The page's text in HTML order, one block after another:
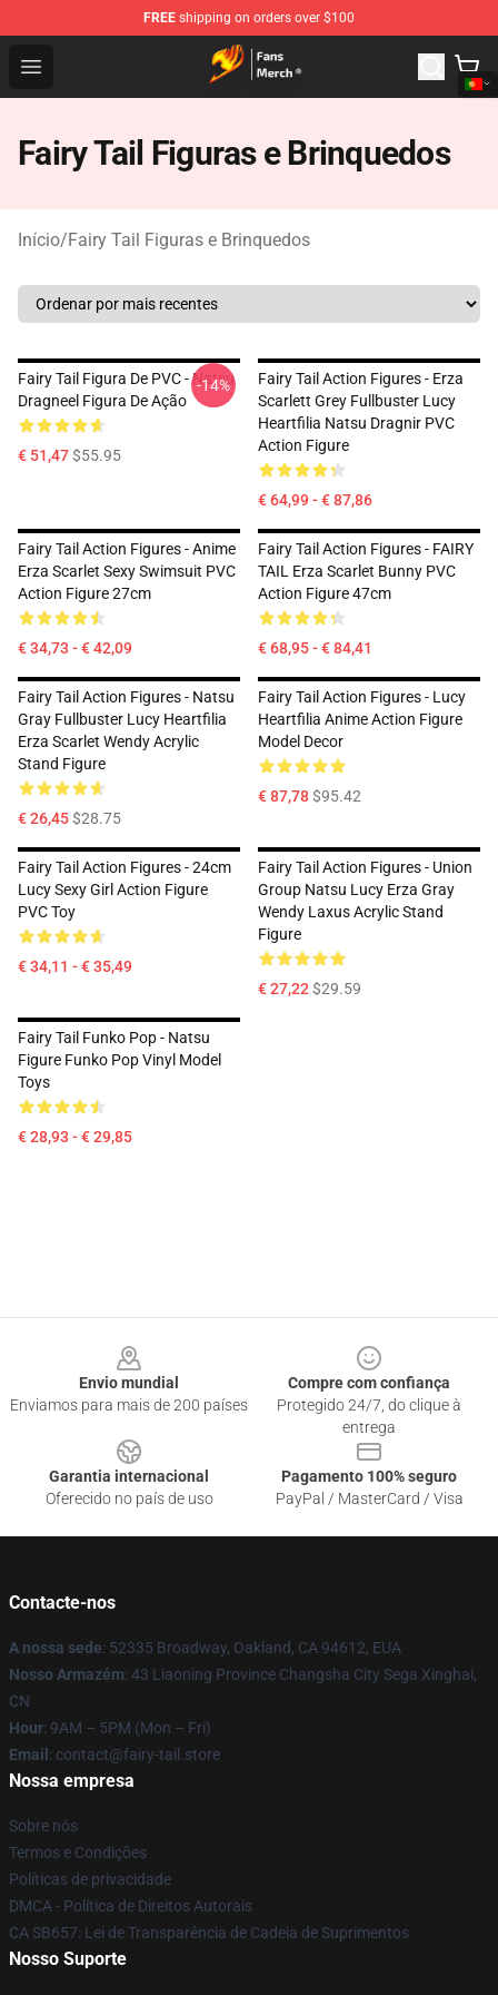
FREE shipping on orders over $100
Open menu
Fairy Tail Store - Official Fairy Tail Merchandise Shop
Fairy Tail Figuras e Brinquedos
Início/Fairy Tail Figuras e Brinquedos
Fairy Tail Figura De PVC - Natsu
Dragneel Figura De Ação
€ 51,47$55.95
-14%
Fairy Tail Action Figures - Erza
Scarlett Grey Fullbuster Lucy
Heartfilia Natsu Dragnir PVC
Action Figure
€ 64,99 - € 87,86
Fairy Tail Action Figures - Anime
Erza Scarlet Sexy Swimsuit PVC
Action Figure 27cm
€ 34,73 - € 42,09
Fairy Tail Action Figures - FAIRY
TAIL Erza Scarlet Bunny PVC
Action Figure 47cm
€ 68,95 - € 84,41
Fairy Tail Action Figures - Natsu
Gray Fullbuster Lucy Heartfilia
Erza Scarlet Wendy Acrylic
Stand Figure
€ 26,45$28.75
Fairy Tail Action Figures - Lucy
Heartfilia Anime Action Figure
Model Decor
€ 87,78$95.42
Fairy Tail Action Figures - 24cm
Lucy Sexy Girl Action Figure
PVC Toy
€ 34,11 - € 35,49
Fairy Tail Action Figures - Union
Group Natsu Lucy Erza Gray
Wendy Laxus Acrylic Stand
Figure
€ 27,22$29.59
Fairy Tail Funko Pop - Natsu
Figure Funko Pop Vinyl Model
Toys
€ 28,93 - € 29,85
Envio mundial
Enviamos para mais de 200 países
Compre com confiança
Protegido 24/7, do clique à
entrega
Garantia internacional
Oferecido no país de uso
Pagamento 100% seguro
PayPal / MasterCard / Visa
Contacte-nos
A nossa sede: 52335 Broadway, Oakland, CA 94612, EUA
Nosso Armazém: 43 Liaoning Province Changsha City Sega Xinghai,
CN
Hour: 9AM – 5PM (Mon – Fri)
Email : contact@fairy-tail.store
Nossa empresa
Sobre nós
Termos e Condições
Políticas de privacidade
DMCA - Política de Direitos Autorais
CA SB657: Lei de Transparência de Cadeia de Suprimentos
Nosso Suporte